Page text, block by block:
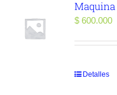
Maquina
$600.000
Detalles